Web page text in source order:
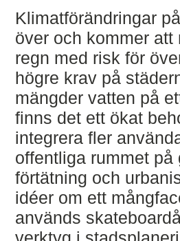
Klimatförändringar
över och kommer
regn med risk för
högre krav på
mängder vatten på
finns det ett ökat
integrera fler
offentliga rummet
förtätning och
idéer om ett
används